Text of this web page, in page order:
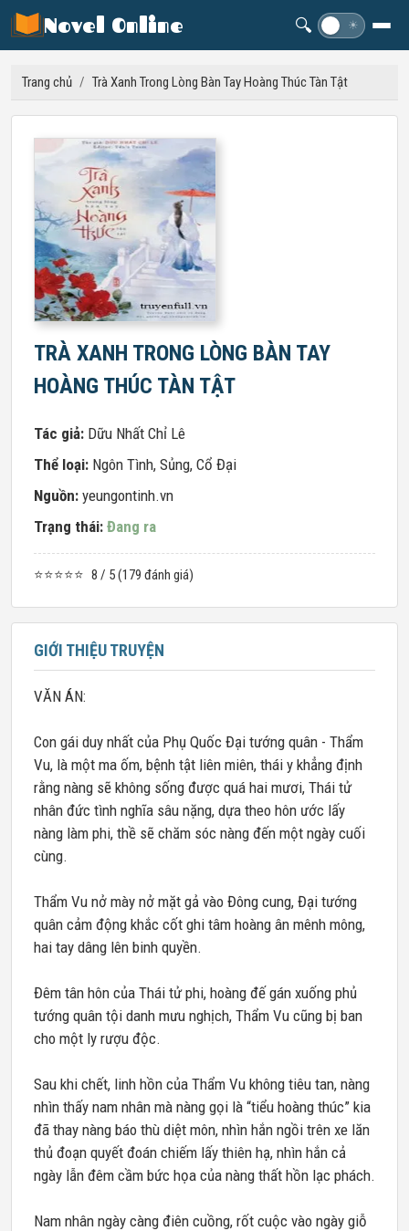
Novel Online 🔍 ☀
Trang chủ / Trà Xanh Trong Lòng Bàn Tay Hoàng Thúc Tàn Tật
TRÀ XANH TRONG LÒNG BÀN TAY
HOÀNG THÚC TÀN TẬT
Tác giả: Dữu Nhất Chỉ Lê
Thể loại: Ngôn Tình, Sủng, Cổ Đại
Nguồn: yeungontinh.vn
Trạng thái: Đang ra
⭐⭐⭐⭐⭐ 8 / 5 (179 đánh giá)
GIỚI THIỆU TRUYỆN
VĂN ÁN:
Con gái duy nhất của Phụ Quốc Đại tướng quân - Thẩm
Vu, là một ma ốm, bệnh tật liên miên, thái y khẳng định
rằng nàng sẽ không sống được quá hai mươi, Thái tử
nhân đức tình nghĩa sâu nặng, dựa theo hôn ước lấy
nàng làm phi, thề sẽ chăm sóc nàng đến một ngày cuối
cùng.
Thẩm Vu nở mày nở mặt gả vào Đông cung, Đại tướng
quân cảm động khắc cốt ghi tâm hoàng ân mênh mông,
hai tay dâng lên binh quyền.
Đêm tân hôn của Thái tử phi, hoàng đế gán xuống phủ
tướng quân tội danh mưu nghịch, Thẩm Vu cũng bị ban
cho một ly rượu độc.
Sau khi chết, linh hồn của Thẩm Vu không tiêu tan, nàng
nhìn thấy nam nhân mà nàng gọi là “tiểu hoàng thúc” kia
đã thay nàng báo thù diệt môn, nhìn hắn ngồi trên xe lăn
thủ đoạn quyết đoán chiếm lấy thiên hạ, nhìn hắn cả
ngày lẫn đêm cầm bức họa của nàng thất hồn lạc phách.
Nam nhân ngày càng điên cuồng, rốt cuộc vào ngày giỗ